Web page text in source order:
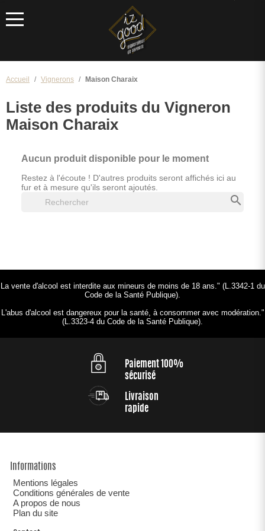
Menu
Accueil Vignerons Maison Charaix
Liste des produits du Vigneron
Maison Charaix
Aucun produit disponible pour le moment
Restez à l'écoute ! D'autres produits seront affichés ici au
fur et à mesure qu'ils seront ajoutés.
search
La vente d'alcool est interdite aux mineurs de moins de 18 ans." (L.3342-1 du
Code de la Santé Publique).
L'abus d'alcool est dangereux pour la santé, à consommer avec modération."
(L.3323-4 du Code de la Santé Publique).
Paiement 100%
sécurisé
Livraison
rapide
Informations
Mentions légales
Conditions générales de vente
A propos de nous
Plan du site